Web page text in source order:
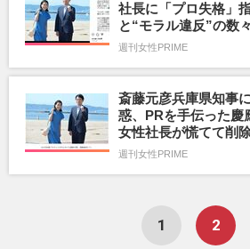
社長に「プロ失格」
と“モラル違反”の数々
週刊女性PRIME
斎藤元彦兵庫県知事
惑、PRを手伝った慶
女性社長が慌てて削
週刊女性PRIME
1 2